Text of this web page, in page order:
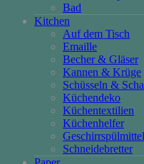
Bad
Kitchen
Auf dem Tisch
Emaille
Becher & Gläser
Kannen & Krüge
Schüsseln &
Küchendeko
Küchentextilien
Küchenhelfer
Geschirrspülmittel
Schneidebretter